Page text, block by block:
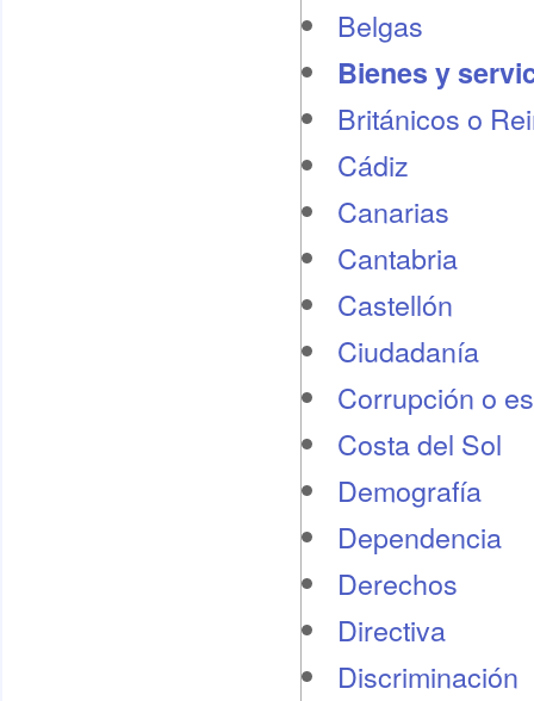
Belgas
Bienes y
Británicos o
Cádiz
Canarias
Cantabria
Castellón
Ciudadanía
Corrupción o
Costa del Sol
Demografí­a
Dependencia
Derechos
Directiva
Discriminación